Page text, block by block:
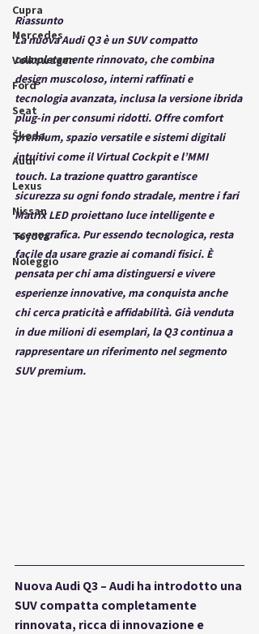
Cupra
Mercedes
Volkswagen
Ford
Seat
Škoda
Audi
Lexus
Nissan
Toyota
Noleggio
Riassunto
La nuova Audi Q3 è un SUV compatto
completamente rinnovato, che combina
design muscoloso, interni raffinati e
tecnologia avanzata, inclusa la versione ibrida
plug-in per consumi ridotti. Offre comfort
premium, spazio versatile e sistemi digitali
intuitivi come il Virtual Cockpit e l’MMI
touch. La trazione quattro garantisce
sicurezza su ogni fondo stradale, mentre i fari
Matrix LED proiettano luce intelligente e
scenografica. Pur essendo tecnologica, resta
facile da usare grazie ai comandi fisici. È
pensata per chi ama distinguersi e vivere
esperienze innovative, ma conquista anche
chi cerca praticità e affidabilità. Già venduta
in due milioni di esemplari, la Q3 continua a
rappresentare un riferimento nel segmento
SUV premium.
Nuova Audi Q3 – Audi ha introdotto una
SUV compatta completamente
rinnovata, ricca di innovazione e